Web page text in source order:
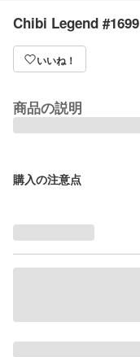
Chibi Legend #1699
いいね！
商品の説明
購入の注意点